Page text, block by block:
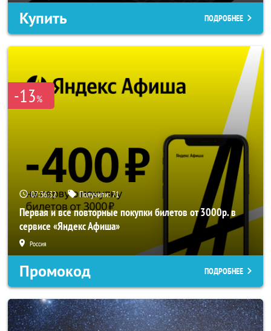
Купить ПОДРОБНЕЕ
-13%
07:36:30 Получили:71
Первая и все повторные покупки билетов от 3000р. в
сервисе «Яндекс Афиша»
Россия
Промокод ПОДРОБНЕЕ